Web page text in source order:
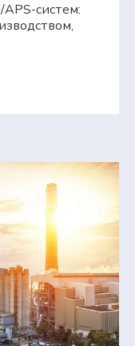
систем: